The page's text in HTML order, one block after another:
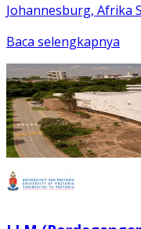
Johannesburg, Afrika
Baca selengkapnya